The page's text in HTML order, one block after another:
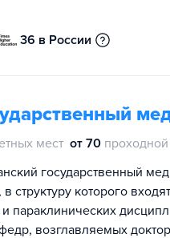
36 в России
мест от 70
государственный
структуру которого
параклинических
возглавляемых